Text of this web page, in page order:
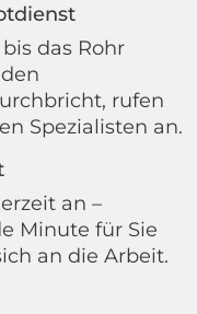
das Rohr
rufen
Spezialisten an.
an –
Minute für Sie
an die Arbeit.